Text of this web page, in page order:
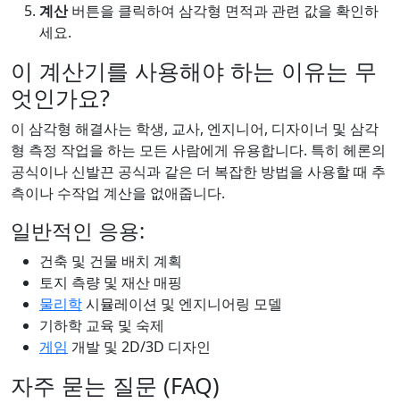
계산버튼을 클릭하여 삼각형 면적과 관련 값을 확인하
세요.
이 계산기를 사용해야 하는 이유는 무
엇인가요?
이 삼각형 해결사는 학생, 교사, 엔지니어, 디자이너 및 삼각
형 측정 작업을 하는 모든 사람에게 유용합니다. 특히 헤론의
공식이나 신발끈 공식과 같은 더 복잡한 방법을 사용할 때 추
측이나 수작업 계산을 없애줍니다.
일반적인 응용:
건축 및 건물 배치 계획
토지 측량 및 재산 매핑
물리학시뮬레이션 및 엔지니어링 모델
기하학 교육 및 숙제
게임 개발 및 2D/3D 디자인
자주 묻는 질문 (FAQ)